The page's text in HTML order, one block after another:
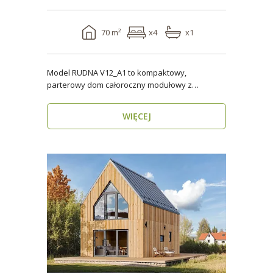
70 m² x4 x1
Model RUDNA V12_A1 to kompaktowy,
parterowy dom całoroczny modułowy z
WIĘCEJ